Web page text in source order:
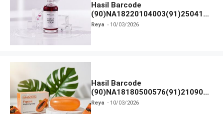
Hasil Barcode
(90)NA18220104003(91)250418
dan Izin BPOM
Reya 10/03/2026
Hasil Barcode
(90)NA18180500576(91)210906
dan Izin BPOM
Reya 10/03/2026